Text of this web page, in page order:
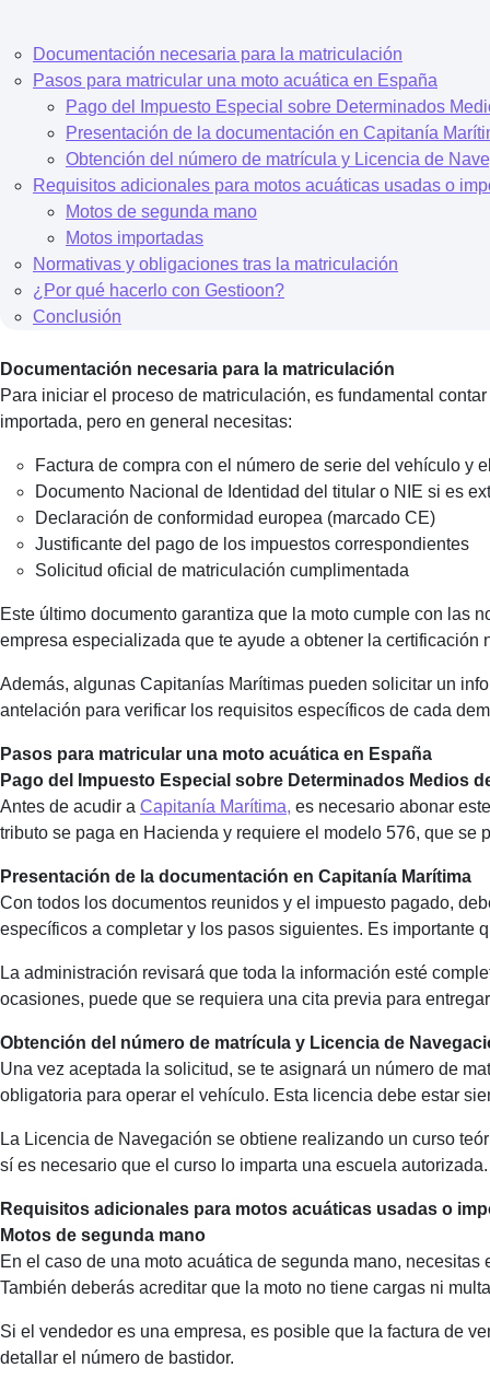
Documentación necesaria para la matriculación
Pasos para matricular una moto acuática en España
Pago del Impuesto Especial sobre Determinados
Presentación de la documentación en Capitanía
Obtención del número de matrícula y Licencia de
Requisitos adicionales para motos acuáticas usadas o
Motos de segunda mano
Motos importadas
Normativas y obligaciones tras la matriculación
¿Por qué hacerlo con Gestioon?
Conclusión
Documentación necesaria para la matriculación
Para iniciar el proceso de matriculación, es fundamental
importada, pero en general necesitas:
Factura de compra con el número de serie del vehículo y
Documento Nacional de Identidad del titular o NIE si es
Declaración de conformidad europea (marcado CE)
Justificante del pago de los impuestos correspondientes
Solicitud oficial de matriculación cumplimentada
Este último documento garantiza que la moto cumple con las
empresa especializada que te ayude a obtener la certificación
Además, algunas Capitanías Marítimas pueden solicitar un
antelación para verificar los requisitos específicos de cada
Pasos para matricular una moto acuática en España
Pago del Impuesto Especial sobre Determinados Medios
Antes de acudir a Capitanía Marítima, es necesario abonar
tributo se paga en Hacienda y requiere el modelo 576, que se
Presentación de la documentación en Capitanía Marítima
Con todos los documentos reunidos y el impuesto pagado,
específicos a completar y los pasos siguientes. Es importante
La administración revisará que toda la información esté
ocasiones, puede que se requiera una cita previa para
Obtención del número de matrícula y Licencia de
Una vez aceptada la solicitud, se te asignará un número de
obligatoria para operar el vehículo. Esta licencia debe estar
La Licencia de Navegación se obtiene realizando un curso
sí es necesario que el curso lo imparta una escuela autorizada.
Requisitos adicionales para motos acuáticas usadas o
Motos de segunda mano
En el caso de una moto acuática de segunda mano,
También deberás acreditar que la moto no tiene cargas ni
Si el vendedor es una empresa, es posible que la factura de
detallar el número de bastidor.